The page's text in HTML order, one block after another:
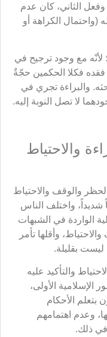
الثاني، كان عدم
(واحتمال الكراهة أو
لأنّه مع وجود ترجيح في
فقده فكلا الحكمين حجّةٌ
والبراءة تجري في
لا تصل النوبة إليه.
والاحتياط
والوقف والاحتياط
واختلف الناس
الواردة في الشبهات
وأقلها تأمر
ليست بقليلة.
والتأكيد عليه
الأولى،
بتعلم الأحكام
وعدم اهتمامهم
في ذلك.